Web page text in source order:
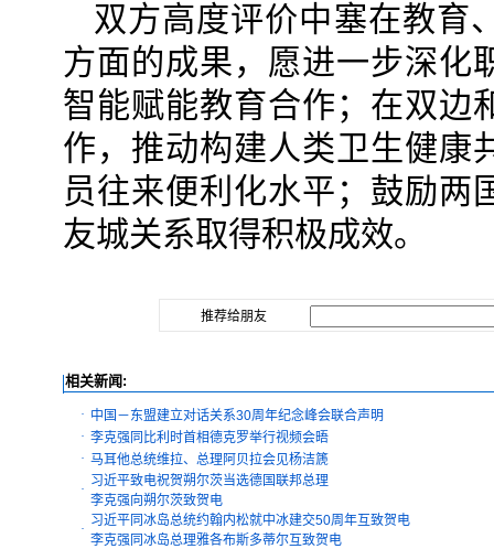
双方高度评价中塞在教育
方面的成果，愿进一步深化
智能赋能教育合作；在双边
作，推动构建人类卫生健康
员往来便利化水平；鼓励两
友城关系取得积极成效。
推荐给朋友
相关新闻:
· 中国－东盟建立对话关系30周年纪念峰会联合声明
· 李克强同比利时首相德克罗举行视频会晤
· 马耳他总统维拉、总理阿贝拉会见杨洁篪
·
习近平致电祝贺朔尔茨当选德国联邦总理
李克强向朔尔茨致贺电
·
习近平同冰岛总统约翰内松就中冰建交50周年互致贺电
李克强同冰岛总理雅各布斯多蒂尔互致贺电